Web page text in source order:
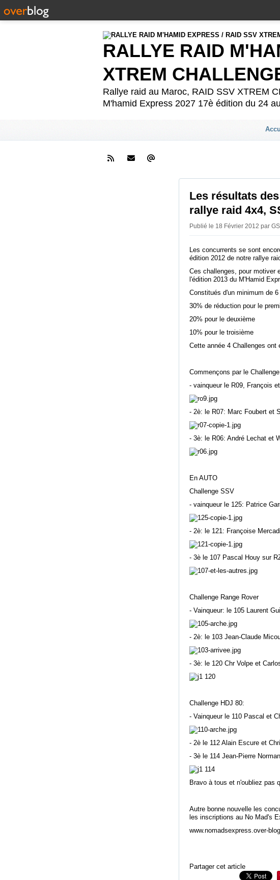
RALLYE RAID
XTREM
Rallye raid au Maroc, RAID SSV XTREM
M'hamid Express 2027 17è édition du 24
Les résultats
rallye raid 4x4,
Publié le 18 Février 2012 par
Les concurrents se sont
édition 2012 de notre rallye
Ces challenges, pour motiver
l'édition 2013 du M'Hamid
Constitués d'un minimum de
30% de réduction pour le
20% pour le deuxième
10% pour le troisième
Cette année 4 Challenges ont
Commençons par le
- vainqueur le R09, François
- 2è: le R07: Marc Foubert et
- 3è: le R06: André Lechat et
En AUTO
Challenge SSV
- vainqueur le 125: Patrice
- 2è: le 121: Françoise
- 3è le 107 Pascal Houy sur
Challenge Range Rover
- Vainqueur: le 105 Laurent
- 2è: le 103 Jean-Claude
- 3è: le 120 Chr Volpe et
Challenge HDJ 80:
- Vainqueur le 110 Pascal et
- 2è le 112 Alain Escure et
- 3è le 114 Jean-Pierre
Bravo à tous et n'oubliez pas
Autre bonne nouvelle les
les inscriptions au No Mad's
www.nomadsexpress.over-
Partager cet article